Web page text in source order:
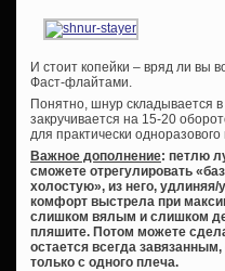
И стоит копейки – вряд ли вы
Фаст-флайтами.
Понятно, шнур складывается
закручивается на 15-20
для практически
Важное дополнение: петлю
сможете отрегулировать
холостую», из него,
комфорт выстрела при
слишком вялым и слишком
пляшите. Потом можете
остается всегда
только с одного плеча.